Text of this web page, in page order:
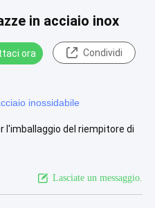
in acciaio inox
ora Condividi
inossidabile
l'imballaggio del riempitore di
Lasciate un messaggio.